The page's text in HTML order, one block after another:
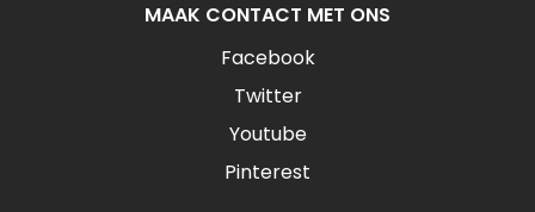
MAAK CONTACT MET ONS
Facebook
Twitter
Youtube
Pinterest